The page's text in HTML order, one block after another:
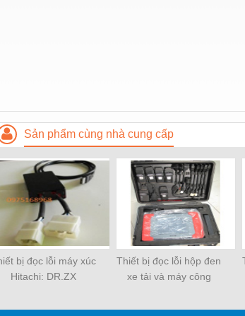
Sản phẩm cùng nhà cung cấp
bị đọc lỗi máy xúc
Hitachi: DR.ZX
Thiết bị đọc lỗi hộp đen
xe tải và máy công